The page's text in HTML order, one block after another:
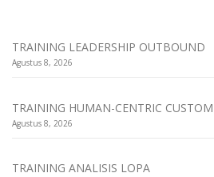
TRAINING LEADERSHIP OUTBOUND
Agustus 8, 2026
TRAINING HUMAN-CENTRIC
Agustus 8, 2026
TRAINING ANALISIS LOPA